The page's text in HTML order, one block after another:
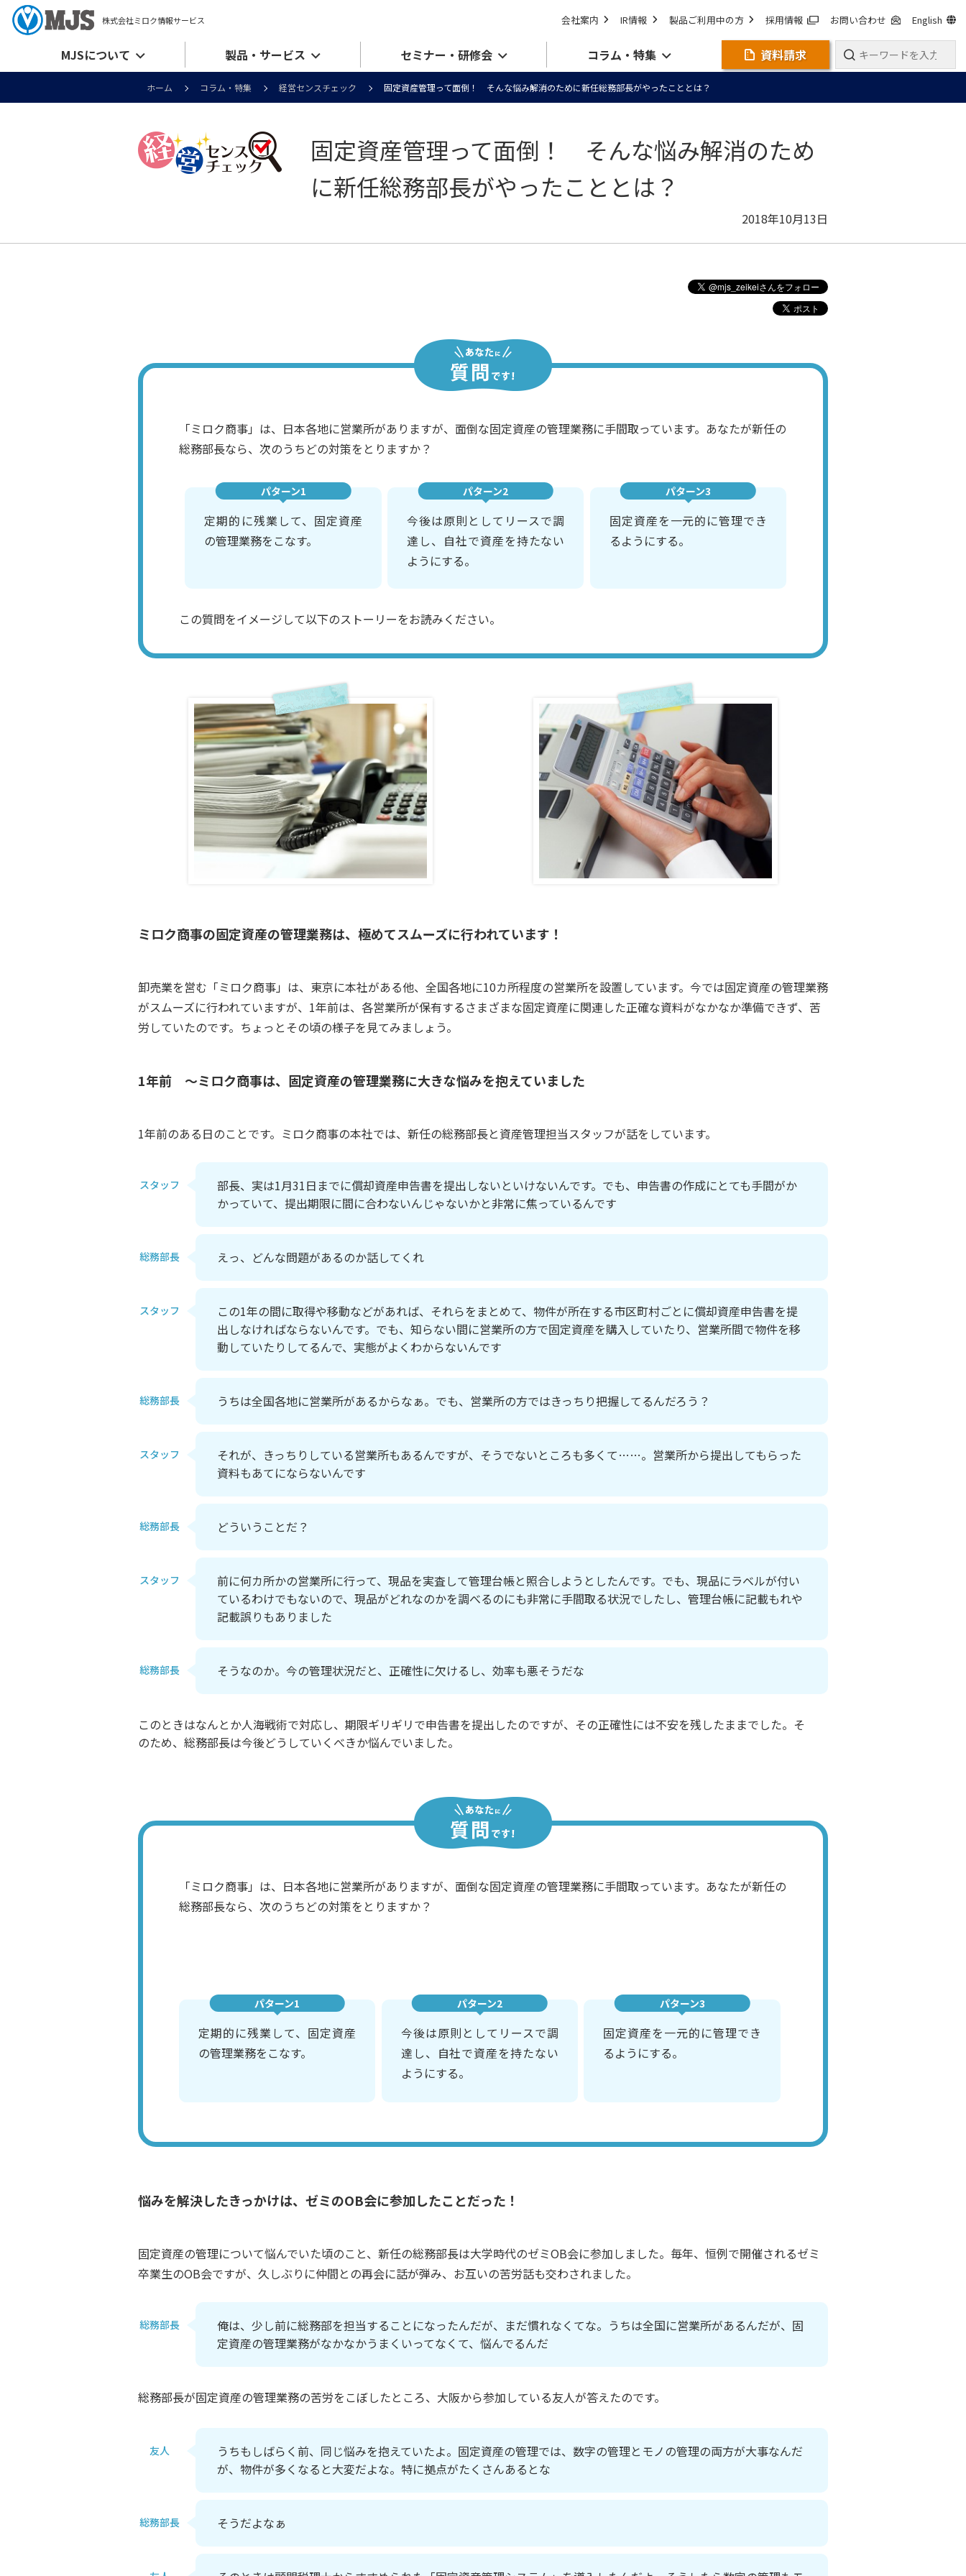
株式会社ミロク情報サービス 会社案内 IR情報 製品ご利用中の方 採用情報 お問い合わせ English
MJSについて 製品・サービス セミナー・研修会 コラム・特集 資料請求
ホーム コラム・特集 経営センスチェック 固定資産管理って面倒！ そんな悩み解消のために新任総務部長がやったこととは？
固定資産管理って面倒！ そんな悩み解消のため
に新任総務部長がやったこととは？
2018年10月13日
「ミロク商事」は、日本各地に営業所がありますが、面倒な固定資産の管理業務に手間取っています。あなたが新任の
総務部長なら、次のうちどの対策をとりますか？
パターン1
定期的に残業して、固定資産
の管理業務をこなす。
パターン2
今後は原則としてリースで調
達し、自社で資産を持たない
ようにする。
パターン3
固定資産を一元的に管理でき
るようにする。
この質問をイメージして以下のストーリーをお読みください。
ミロク商事の固定資産の管理業務は、極めてスムーズに行われています！
卸売業を営む「ミロク商事」は、東京に本社がある他、全国各地に10カ所程度の営業所を設置しています。今では固定資産の管理業務
がスムーズに行われていますが、1年前は、各営業所が保有するさまざまな固定資産に関連した正確な資料がなかなか準備できず、苦
労していたのです。ちょっとその頃の様子を見てみましょう。
1年前 ～ミロク商事は、固定資産の管理業務に大きな悩みを抱えていました
1年前のある日のことです。ミロク商事の本社では、新任の総務部長と資産管理担当スタッフが話をしています。
スタッフ
部長、実は1月31日までに償却資産申告書を提出しないといけないんです。でも、申告書の作成にとても手間がか
かっていて、提出期限に間に合わないんじゃないかと非常に焦っているんです
総務部長 えっ、どんな問題があるのか話してくれ
スタッフ
この1年の間に取得や移動などがあれば、それらをまとめて、物件が所在する市区町村ごとに償却資産申告書を提
出しなければならないんです。でも、知らない間に営業所の方で固定資産を購入していたり、営業所間で物件を移
動していたりしてるんで、実態がよくわからないんです
総務部長 うちは全国各地に営業所があるからなぁ。でも、営業所の方ではきっちり把握してるんだろう？
スタッフ
それが、きっちりしている営業所もあるんですが、そうでないところも多くて……。営業所から提出してもらった
資料もあてにならないんです
総務部長 どういうことだ？
スタッフ
前に何カ所かの営業所に行って、現品を実査して管理台帳と照合しようとしたんです。でも、現品にラベルが付い
ているわけでもないので、現品がどれなのかを調べるのにも非常に手間取る状況でしたし、管理台帳に記載もれや
記載誤りもありました
総務部長 そうなのか。今の管理状況だと、正確性に欠けるし、効率も悪そうだな
このときはなんとか人海戦術で対応し、期限ギリギリで申告書を提出したのですが、その正確性には不安を残したままでした。そ
のため、総務部長は今後どうしていくべきか悩んでいました。
「ミロク商事」は、日本各地に営業所がありますが、面倒な固定資産の管理業務に手間取っています。あなたが新任の
総務部長なら、次のうちどの対策をとりますか？
パターン1
定期的に残業して、固定資産
の管理業務をこなす。
パターン2
今後は原則としてリースで調
達し、自社で資産を持たない
ようにする。
パターン3
固定資産を一元的に管理でき
るようにする。
悩みを解決したきっかけは、ゼミのOB会に参加したことだった！
固定資産の管理について悩んでいた頃のこと、新任の総務部長は大学時代のゼミOB会に参加しました。毎年、恒例で開催されるゼミ
卒業生のOB会ですが、久しぶりに仲間との再会に話が弾み、お互いの苦労話も交わされました。
総務部長
俺は、少し前に総務部を担当することになったんだが、まだ慣れなくてな。うちは全国に営業所があるんだが、固
定資産の管理業務がなかなかうまくいってなくて、悩んでるんだ
総務部長が固定資産の管理業務の苦労をこぼしたところ、大阪から参加している友人が答えたのです。
友人
うちもしばらく前、同じ悩みを抱えていたよ。固定資産の管理では、数字の管理とモノの管理の両方が大事なんだ
が、物件が多くなると大変だよな。特に拠点がたくさんあるとな
総務部長 そうだよなぁ